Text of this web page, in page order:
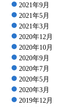
2021年9月
2021年5月
2021年3月
2020年12月
2020年10月
2020年9月
2020年7月
2020年5月
2020年3月
2019年12月